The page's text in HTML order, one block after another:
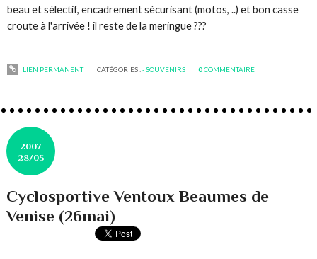
beau et sélectif, encadrement sécurisant (motos, ..) et bon casse
croute à l'arrivée ! il reste de la meringue ???
LIEN PERMANENT CATÉGORIES :- SOUVENIRS 0COMMENTAIRE
2007
28/05
Cyclosportive Ventoux Beaumes de
Venise (26mai)